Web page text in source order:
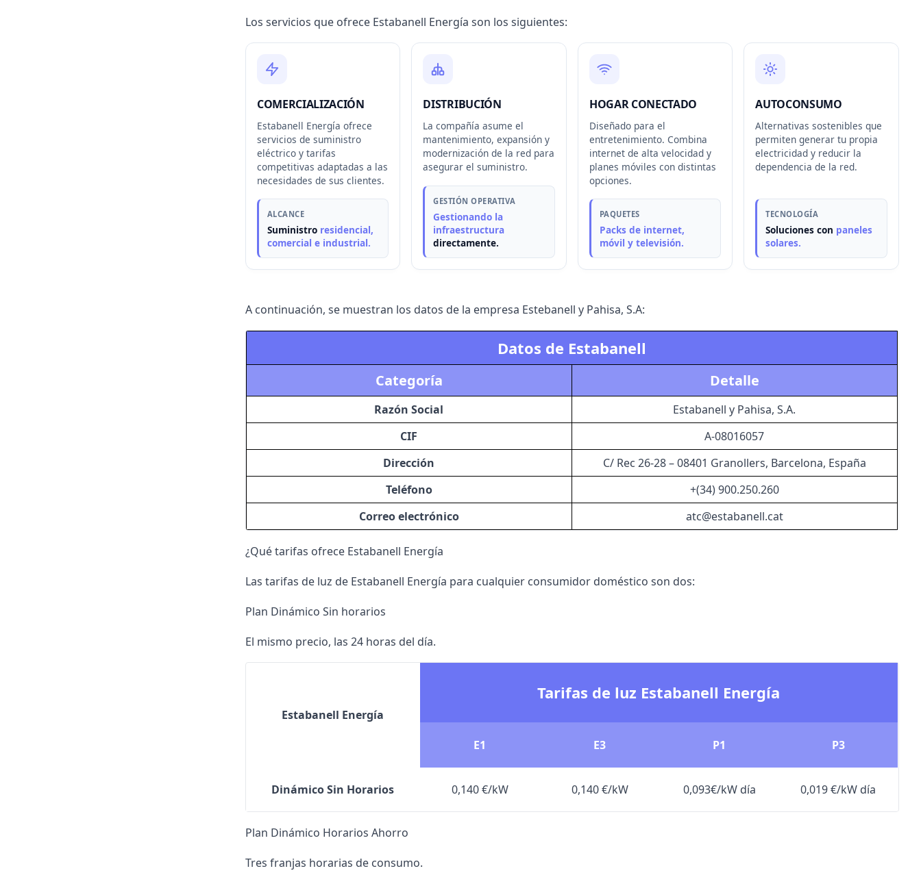
Los servicios que ofrece Estabanell Energía son los siguientes:
COMERCIALIZACIÓN
Estabanell Energía ofrece
servicios de suministro
eléctrico y tarifas
competitivas adaptadas a las
necesidades de sus clientes.
ALCANCE
Suministro residencial,
comercial e industrial.
DISTRIBUCIÓN
La compañía asume el
mantenimiento, expansión y
modernización de la red para
asegurar el suministro.
GESTIÓN OPERATIVA
Gestionando la
infraestructura
directamente.
HOGAR CONECTADO
Diseñado para el
entretenimiento. Combina
internet de alta velocidad y
planes móviles con distintas
opciones.
PAQUETES
Packs de internet,
móvil y televisión.
AUTOCONSUMO
Alternativas sostenibles que
permiten generar tu propia
electricidad y reducir la
dependencia de la red.
TECNOLOGÍA
Soluciones con paneles
solares.
A continuación, se muestran los datos de la empresa Estebanell y Pahisa, S.A:
Datos de Estabanell
Categoría Detalle
Razón Social
Estabanell y Pahisa, S.A.
CIF
A-08016057
Dirección
C/ Rec 26-28 – 08401 Granollers, Barcelona, España
Teléfono
+(34) 900.250.260
Correo electrónico
atc@estabanell.cat
¿Qué tarifas ofrece Estabanell Energía
Las tarifas de luz de Estabanell Energía para cualquier consumidor doméstico son dos:
Plan Dinámico Sin horarios
El mismo precio, las 24 horas del día.
Estabanell Energía
Tarifas de luz Estabanell Energía
E1 E3 P1 P3
Dinámico Sin Horarios 0,140 €/kW 0,140 €/kW 0,093€/kW día 0,019 €/kW día
Plan Dinámico Horarios Ahorro
Tres franjas horarias de consumo.